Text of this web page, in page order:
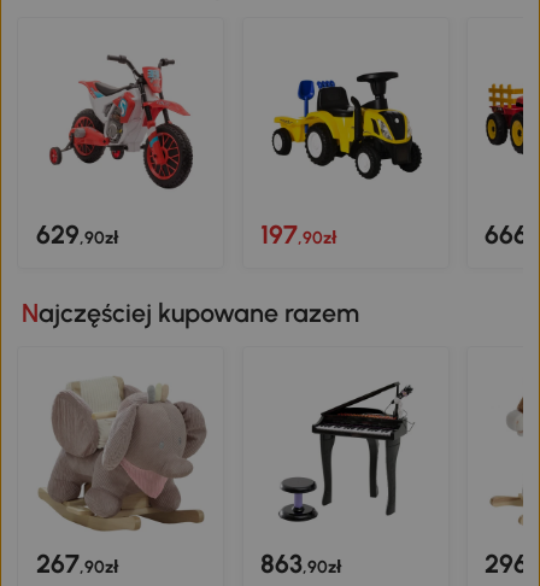
629,90zł 197,90zł 666
Najczęściej kupowane razem
267,90zł 863,90zł 296